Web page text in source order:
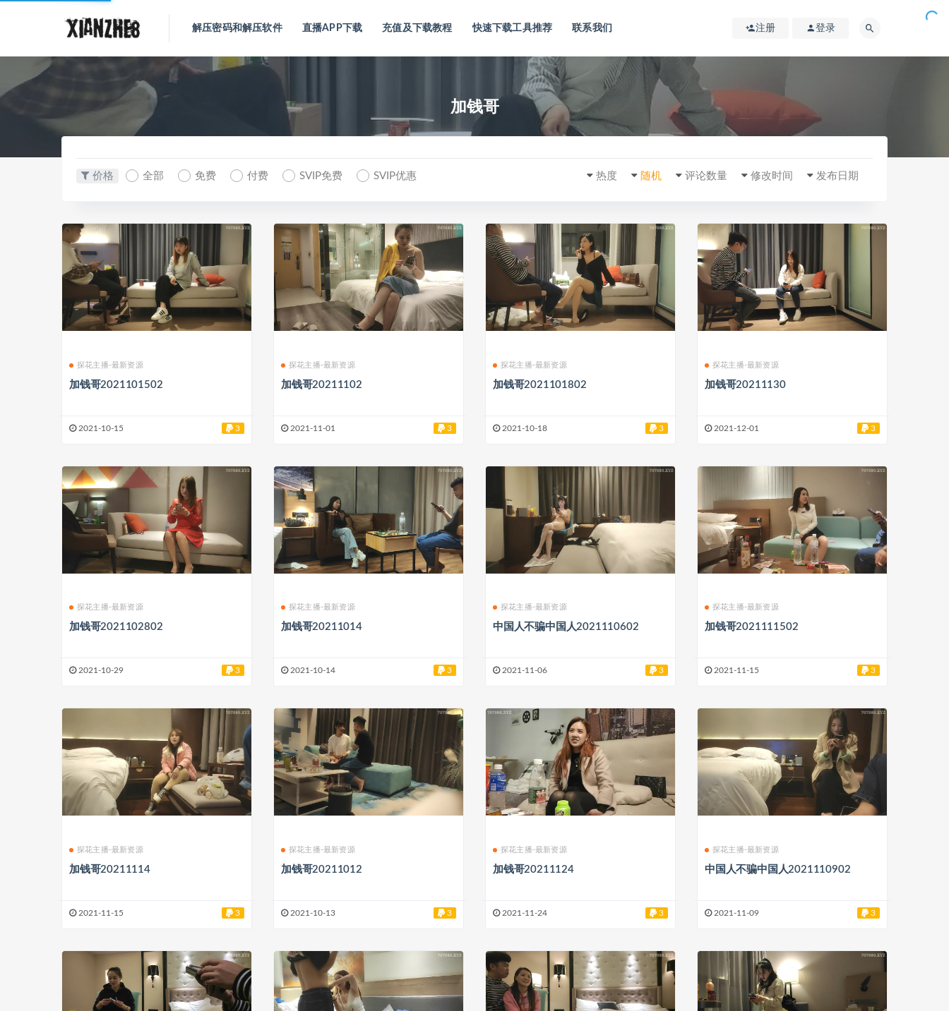
解压密码和解压软件 直播APP下载 充值及下载教程 快速下载工具推荐 联系我们 注册 登录
加钱哥
价格 全部 免费 付费 SVIP免费 SVIP优惠 发布日期
修改时间
评论数量
随机
热度
探花主播-最新资源
加钱哥2021101502
2021-10-15 3
探花主播-最新资源
加钱哥20211102
2021-11-01 3
探花主播-最新资源
加钱哥2021101802
2021-10-18 3
探花主播-最新资源
加钱哥20211130
2021-12-01 3
探花主播-最新资源
加钱哥2021102802
2021-10-29 3
探花主播-最新资源
加钱哥20211014
2021-10-14 3
探花主播-最新资源
中国人不骗中国人2021110602
2021-11-06 3
探花主播-最新资源
加钱哥2021111502
2021-11-15 3
探花主播-最新资源
加钱哥20211114
2021-11-15 3
探花主播-最新资源
加钱哥20211012
2021-10-13 3
探花主播-最新资源
加钱哥20211124
2021-11-24 3
探花主播-最新资源
中国人不骗中国人2021110902
2021-11-09 3